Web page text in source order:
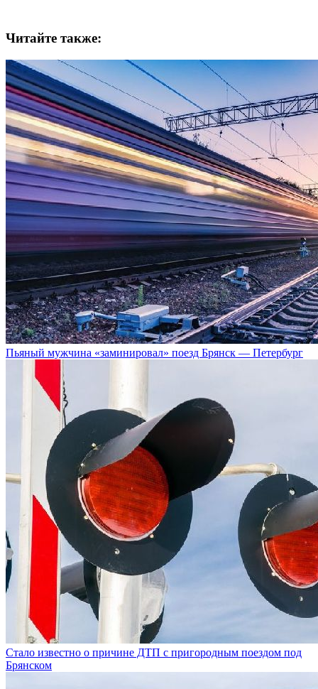
Читайте также:
Пьяный мужчина «заминировал» поезд Брянск — Петербург
Стало известно о причине ДТП с пригородным поездом под
Брянском